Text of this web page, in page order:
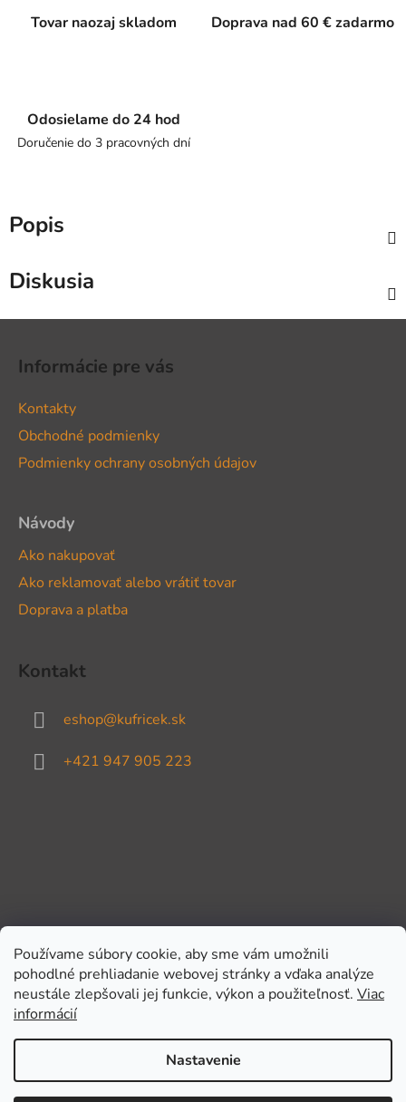
Používame súbory cookie, aby sme vám umožnili
pohodlné prehliadanie webovej stránky a vďaka analýze
neustále zlepšovali jej funkcie, výkon a použiteľnosť. Viac
informácií
Nastavenie
Tovar naozaj skladom Doprava nad 60 € zadarmo
Odosielame do 24 hod
Doručenie do 3 pracovných dní
Popis
Diskusia
Informácie pre vás
Kontakty
Obchodné podmienky
Podmienky ochrany osobných údajov
Návody
Ako nakupovať
Ako reklamovať alebo vrátiť tovar
Doprava a platba
Kontakt
eshop@kufricek.sk
+421 947 905 223
Prijímame online platby